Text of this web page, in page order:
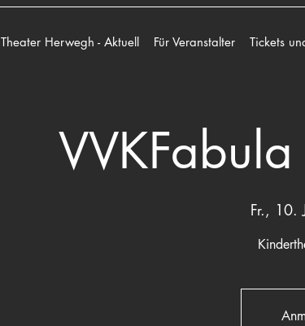
Theater Herwegh - Aktuell Für Veranstalter Tickets
Fr., 10.